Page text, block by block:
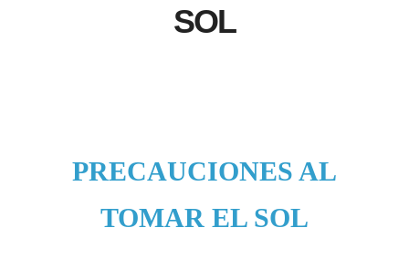
SOL
PRECAUCIONES AL
TOMAR EL SOL